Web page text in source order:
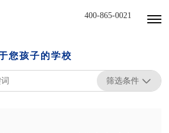
400-865-0021
您孩子的学校
筛选条件